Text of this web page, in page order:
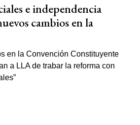
e independencia
cambios en la